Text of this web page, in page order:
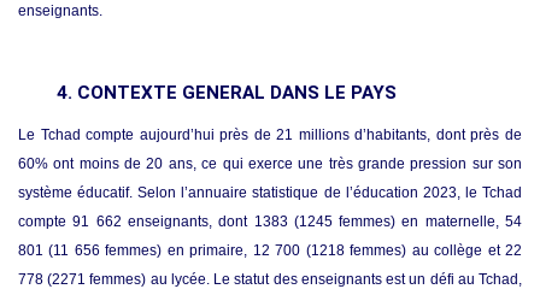
enseignants.
4. CONTEXTE GENERAL DANS LE PAYS
Le Tchad compte aujourd’hui près de 21 millions d’habitants, dont près de
60% ont moins de 20 ans, ce qui exerce une très grande pression sur son
système éducatif. Selon l’annuaire statistique de l’éducation 2023, le Tchad
compte 91 662 enseignants, dont 1383 (1245 femmes) en maternelle, 54
801 (11 656 femmes) en primaire, 12 700 (1218 femmes) au collège et 22
778 (2271 femmes) au lycée. Le statut des enseignants est un défi au Tchad,